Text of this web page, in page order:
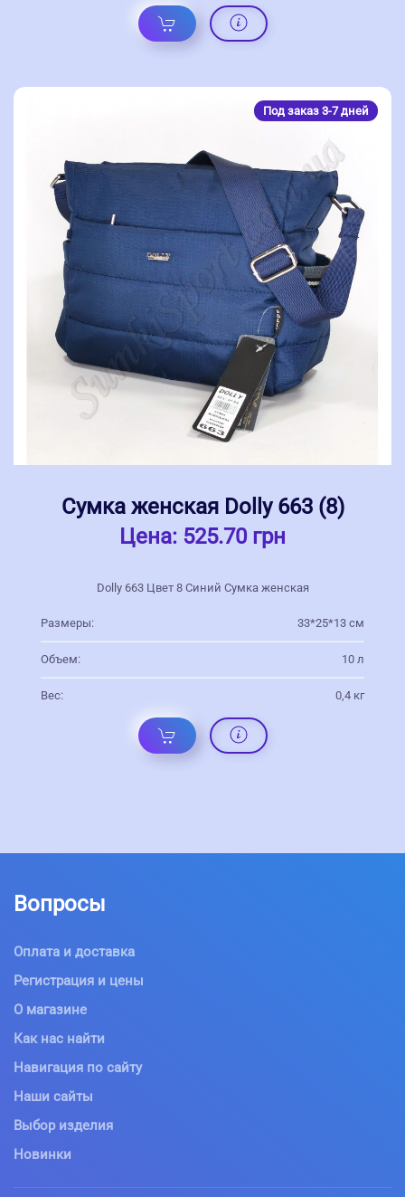
Под заказ 3-7 дней
Сумка женская Dolly 663 (8)
Цена: 525.70 грн
Dolly 663 Цвет 8 Синий Сумка женская
Размеры: 33*25*13 см
Объем: 10 л
Вес: 0,4 кг
Вопросы
Оплата и доставка
Регистрация и цены
О магазине
Как нас найти
Навигация по сайту
Наши сайты
Выбор изделия
Новинки